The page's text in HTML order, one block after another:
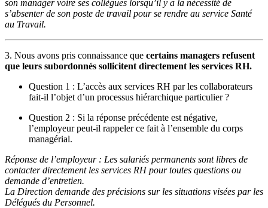
son manager voire ses collègues lorsqu’il y a la nécessité de
s’absenter de son poste de travail pour se rendre au service Santé
au Travail.
3. Nous avons pris connaissance que certains managers refusent
que leurs subordonnés sollicitent directement les services RH.
Question 1 : L’accès aux services RH par les collaborateurs
fait-il l’objet d’un processus hiérarchique particulier ?
Question 2 : Si la réponse précédente est négative,
l’employeur peut-il rappeler ce fait à l’ensemble du corps
managérial.
Réponse de l’employeur : Les salariés permanents sont libres de
contacter directement les services RH pour toutes questions ou
demande d’entretien.
La Direction demande des précisions sur les situations visées par les
Délégués du Personnel.